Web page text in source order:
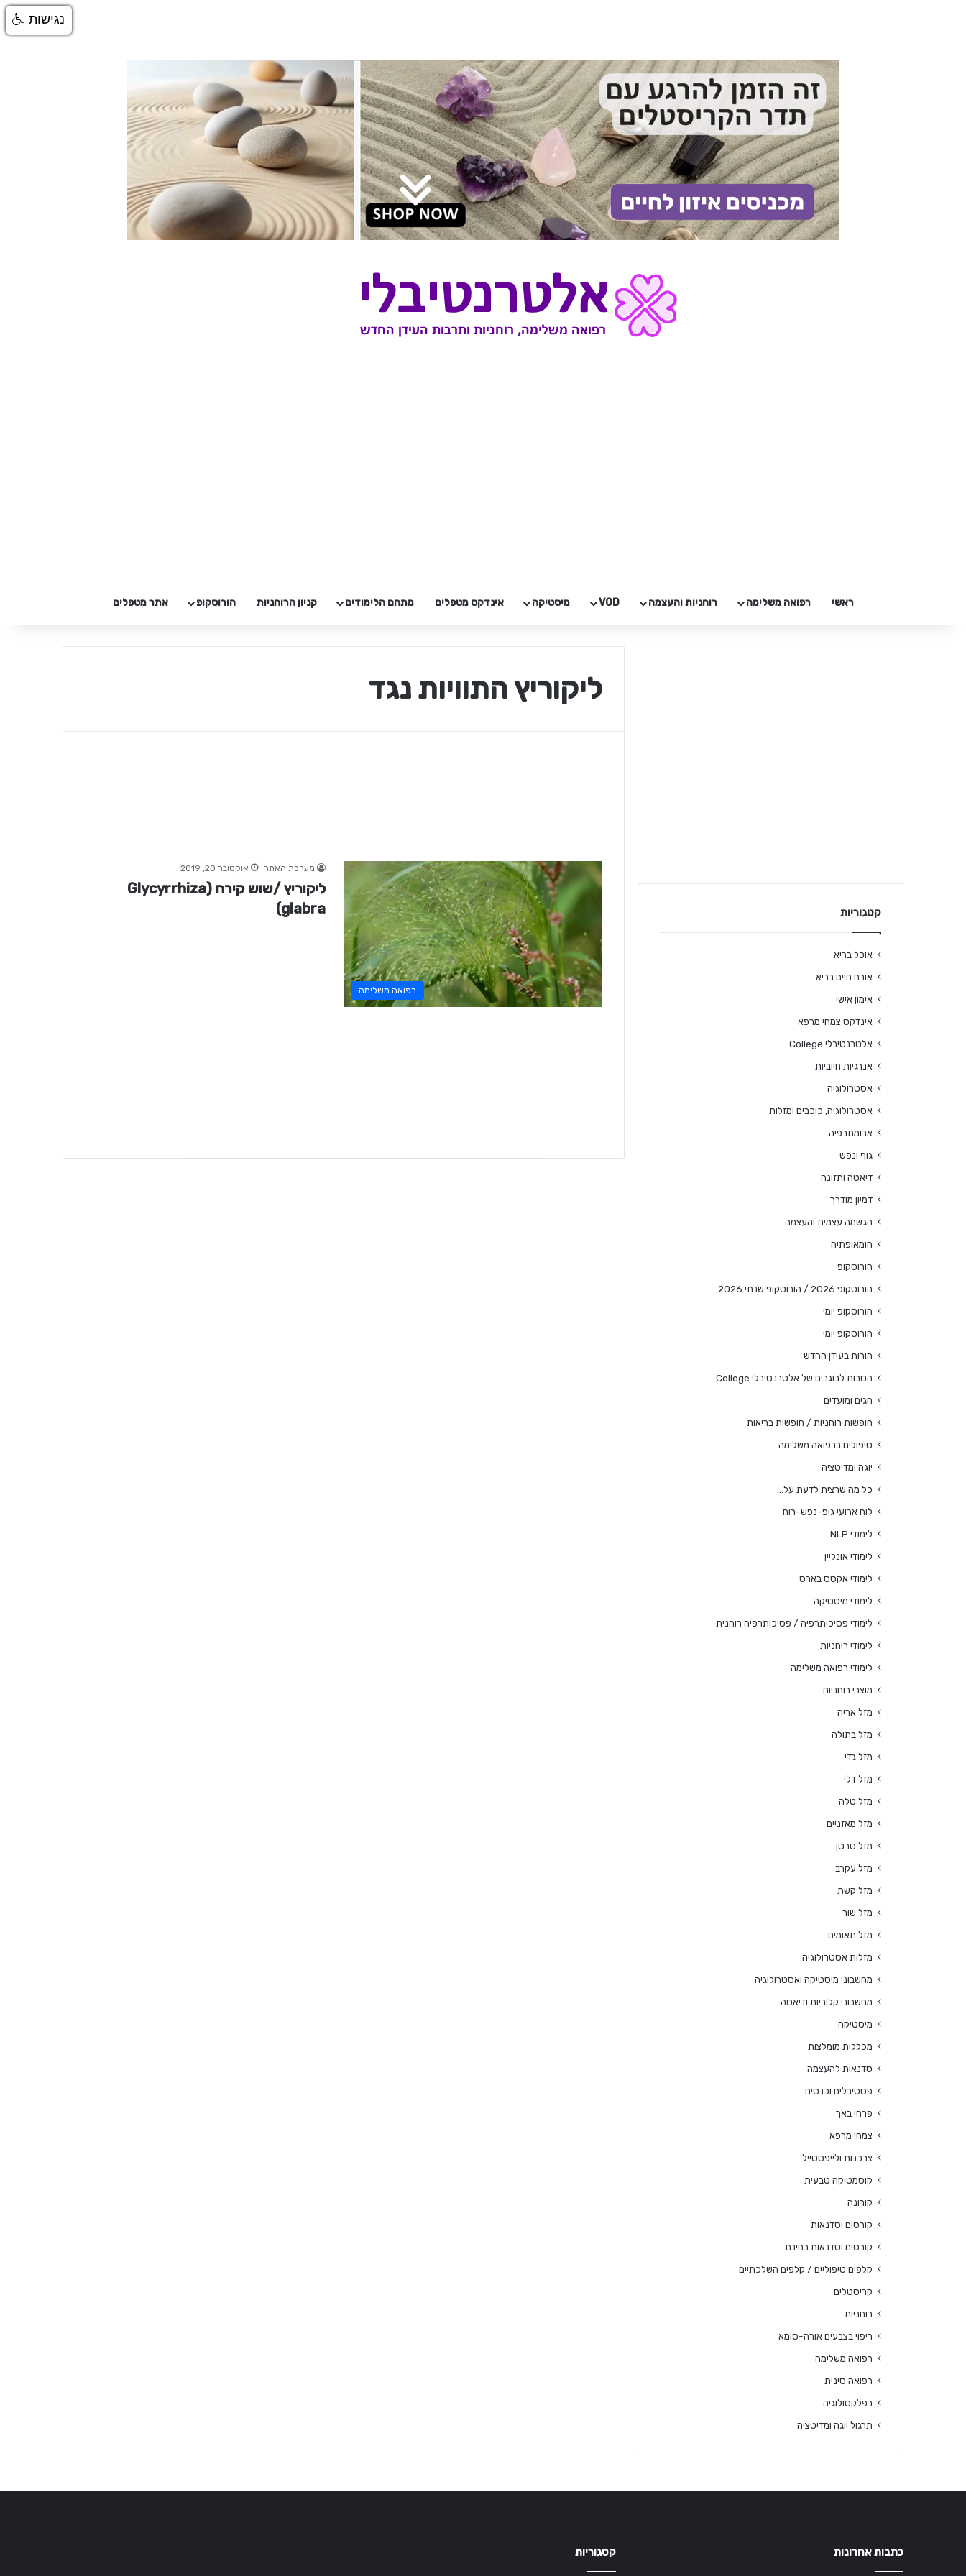
ראשי רפואה משלימה רוחניות והעצמה VOD מיסטיקה אינדקס מטפלים מתחם הלימודים קניון הרוחניות הורוסקופ אתר מטפלים
ליקוריץ התוויות נגד
רפואה משלימה
מערכת האתר אוקטובר 20, 2019
ליקוריץ /שוש קירח (Glycyrrhiza
glabra)
קטגוריות
אוכל בריא
אורח חיים בריא
אימון אישי
אינדקס צמחי מרפא
אלטרנטיבלי College
אנרגיות חיוביות
אסטרולוגיה
אסטרולוגיה, כוכבים ומזלות
ארומתרפיה
גוף ונפש
דיאטה ותזונה
דמיון מודרך
הגשמה עצמית והעצמה
הומאופתיה
הורוסקופ
הורוסקופ 2026 / הורוסקופ שנתי 2026
הורוסקופ יומי
הורוסקופ יומי
הורות בעידן החדש
הטבות לבוגרים של אלטרנטיבלי College
חגים ומועדים
חופשות רוחניות / חופשות בריאות
טיפולים ברפואה משלימה
יוגה ומדיטציה
כל מה שרצית לדעת על…
לוח ארועי גופ-נפש-רוח
לימודי NLP
לימודי אונליין
לימודי אקסס בארס
לימודי מיסטיקה
לימודי פסיכותרפיה / פסיכותרפיה רוחנית
לימודי רוחניות
לימודי רפואה משלימה
מוצרי רוחניות
מזל אריה
מזל בתולה
מזל גדי
מזל דלי
מזל טלה
מזל מאזניים
מזל סרטן
מזל עקרב
מזל קשת
מזל שור
מזל תאומים
מזלות אסטרולוגיה
מחשבוני מיסטיקה ואסטרולוגיה
מחשבוני קלוריות ודיאטה
מיסטיקה
מכללות מומלצות
סדנאות להעצמה
פסטיבלים וכנסים
פרחי באך
צמחי מרפא
צרכנות ולייפסטייל
קוסמטיקה טבעית
קורונה
קורסים וסדנאות
קורסים וסדנאות בחינם
קלפים טיפוליים / קלפים השלכתיים
קריסטלים
רוחניות
ריפוי בצבעים אורה-סומא
רפואה משלימה
רפואה סינית
רפלקסולוגיה
תרגול יוגה ומדיטציה
כתבות אחרונות קטגוריות
נגישות